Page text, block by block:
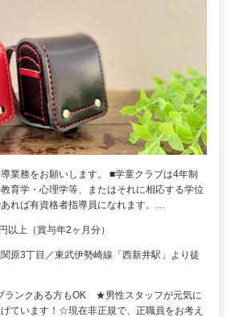
業務をお願いします。 ■学童クラブは4年制
育学・心理学等、またはそれに相応する学位
あれば有資格者指導員になれます。…
以上（賞与年2ヶ月分）
原3丁目／東武伊勢崎線「西新井駅」より徒
ランクある方もOK ★男性スタッフが元気に
ています！☆現在非正規で、正職員をお考え